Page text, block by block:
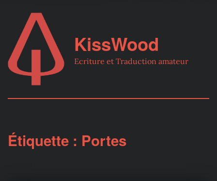
KissWood
Ecriture et Traduction amateur
Étiquette : Portes